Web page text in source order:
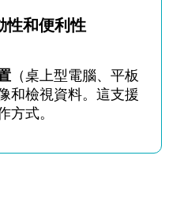
性和便利性
（桌上型電腦、平板
和檢視資料。這支援
方式。